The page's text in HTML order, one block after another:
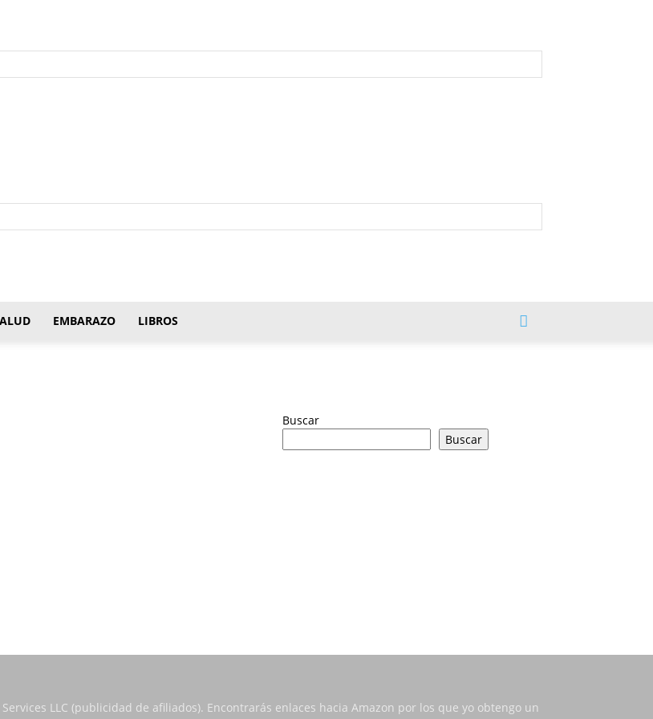
EMBARAZO LIBROS
Buscar
Buscar
LLC (publicidad de afiliados). Encontrarás enlaces hacia Amazon por los que yo obtengo un